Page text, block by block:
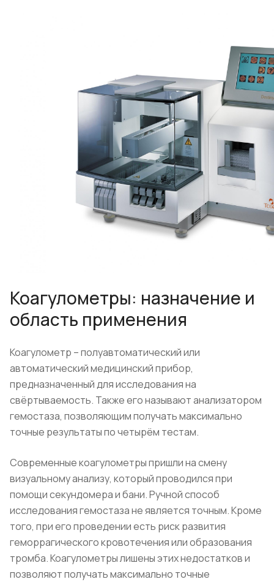
Коагулометры: назначение и
область применения
Коагулометр – полуавтоматический или
автоматический медицинский прибор,
предназначенный для исследования на
свёртываемость. Также его называют анализатором
гемостаза, позволяющим получать максимально
точные результаты по четырём тестам.
Современные коагулометры пришли на смену
визуальному анализу, который проводился при
помощи секундомера и бани. Ручной способ
исследования гемостаза не является точным. Кроме
того, при его проведении есть риск развития
геморрагического кровотечения или образования
тромба. Коагулометры лишены этих недостатков и
позволяют получать максимально точные